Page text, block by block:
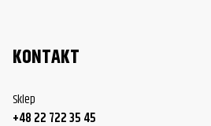
KONTAKT
Sklep
+48 22 722 35 45